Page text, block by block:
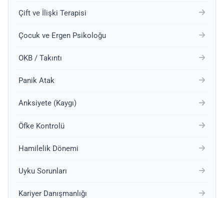
Çift ve İlişki Terapisi
Çocuk ve Ergen Psikoloğu
OKB / Takıntı
Panik Atak
Anksiyete (Kaygı)
Öfke Kontrolü
Hamilelik Dönemi
Uyku Sorunları
Kariyer Danışmanlığı